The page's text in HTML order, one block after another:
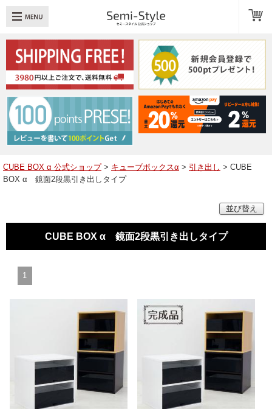
：透明扉 引き出し LED
へ戻る
品一覧
ューブボックスαレイアウト例
定商取引法に基づく表記
い合わせ
CUBE BOX α 公式ショップ> キューブボックスα > 引き出し > CUBE
BOX α 鏡面2段黒引き出しタイプ
並び替え
CUBE BOX α 鏡面2段黒引き出しタイプ
1